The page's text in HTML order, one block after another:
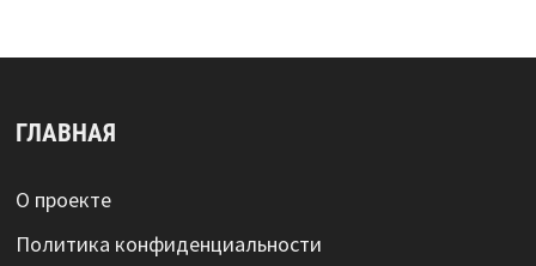
ГЛАВНАЯ
О проекте
Политика конфиденциальности